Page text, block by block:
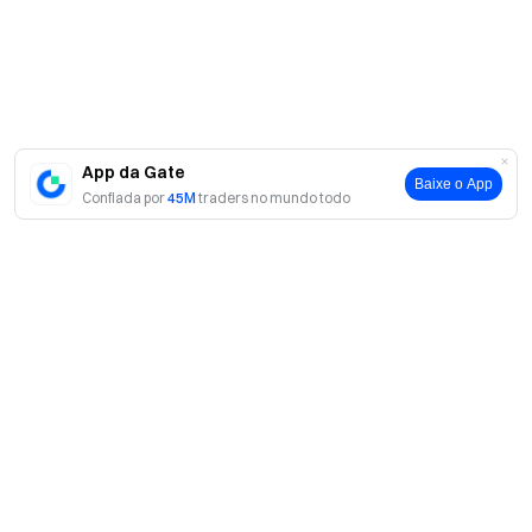
App da Gate
Confiada por45M traders no mundo todo
Baixe o App